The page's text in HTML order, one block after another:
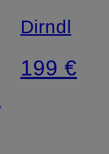
Dirndl
199 €